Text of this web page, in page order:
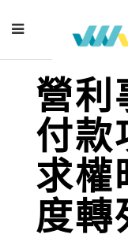
營利
付款
求權
度轉